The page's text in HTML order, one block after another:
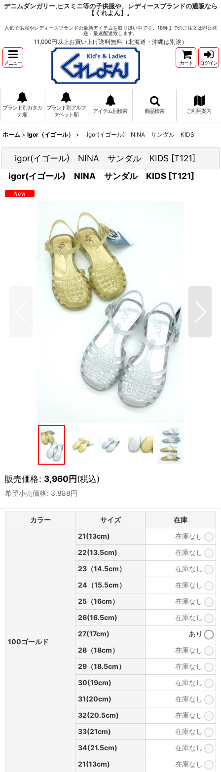
デニムダンガリー,ヒスミニ等の子供服や、レディースブランドの通販なら
【くれよん】。
人気子供服やレディースブランドの最新アイテムを取り扱い中です。18時までのご注文は即日発
送・最速配達致します。
11,000円以上お買い上げ送料無料（北海道・沖縄は別途）
メニュー カート ログイン
ブランド別カタカ
ナ順
ブランド別アルフ
ァベット順
アイテム別検索 商品検索 ご利用案内
ホーム > Igor（イゴール） > igor(イゴール) NINA サンダル KIDS
igor(イゴール) NINA サンダル KIDS [T121]
igor(イゴール) NINA サンダル KIDS [T121]
販売価格: 3,960円(税込)
希望小売価格: 3,888円
カラー サイズ 在庫
100ゴールド
21(13cm)
在庫なし
22(13.5cm)
在庫なし
23（14.5cm）
在庫なし
24（15.5cm）
在庫なし
25（16cm）
在庫なし
26(16.5cm)
在庫なし
27(17cm)
あり
28（18cm）
在庫なし
29（18.5cm）
在庫なし
30(19cm)
在庫なし
31(20cm)
在庫なし
32(20.5cm)
在庫なし
33(21cm)
在庫なし
34(21.5cm)
在庫なし
21(13cm)
在庫なし